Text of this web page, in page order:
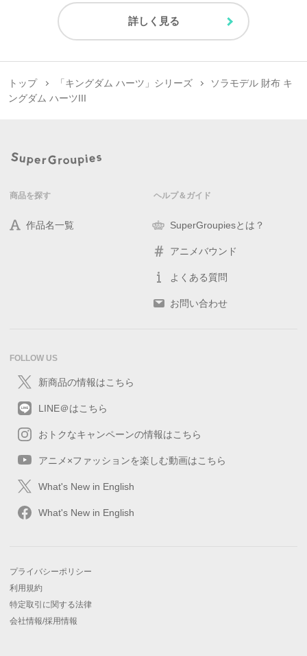
詳しく見る
トップ 「キングダム ハーツ」シリーズ
ソラモデル 財布 キ
ングダム ハーツIII
商品を探す
作品名一覧
ヘルプ＆ガイド
SuperGroupiesとは？
アニメバウンド
よくある質問
お問い合わせ
FOLLOW US
新商品の情報はこちら
LINE＠はこちら
おトクなキャンペーンの情報はこちら
アニメ×ファッションを楽しむ動画はこちら
What's New in English
What's New in English
プライバシーポリシー
利用規約
特定取引に関する法律
会社情報/採用情報